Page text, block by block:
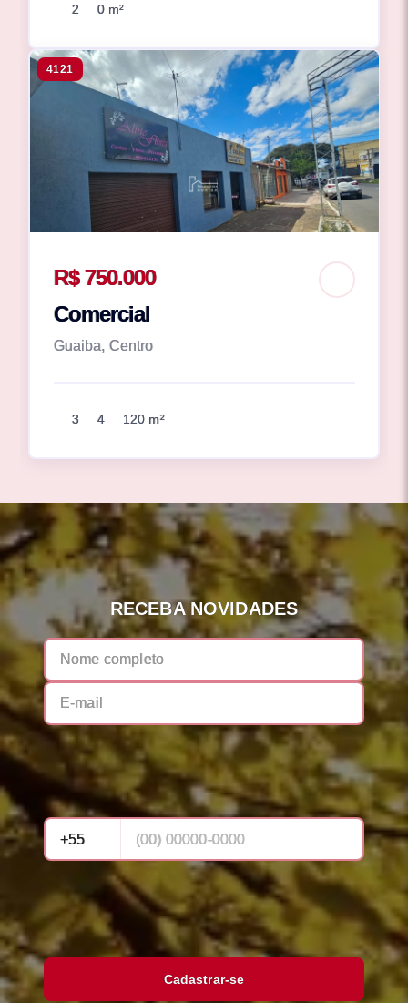
2 0 m²
4121
R$ 750.000
Comercial
Guaiba, Centro
3 4 120 m²
RECEBA NOVIDADES
Cadastrar-se